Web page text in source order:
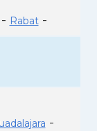
Rabat-
-